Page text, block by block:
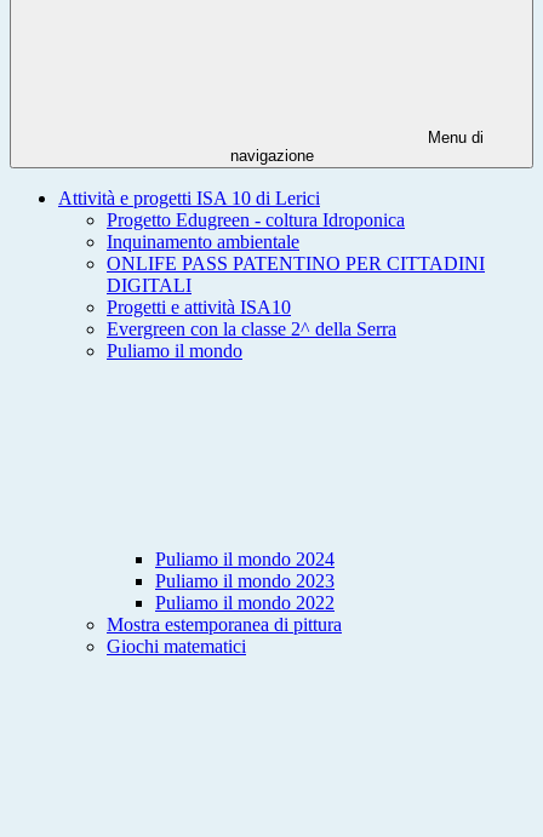
Menu di
navigazione
Attività e progetti ISA 10 di Lerici
Progetto Edugreen - coltura Idroponica
Inquinamento ambientale
ONLIFE PASS PATENTINO PER CITTADINI
DIGITALI
Progetti e attività ISA10
Evergreen con la classe 2^ della Serra
Puliamo il mondo
Puliamo il mondo 2024
Puliamo il mondo 2023
Puliamo il mondo 2022
Mostra estemporanea di pittura
Giochi matematici